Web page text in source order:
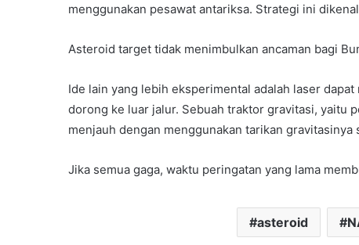
menggunakan pesawat antariksa. Strategi ini
Asteroid target tidak menimbulkan ancaman bagi
Ide lain yang lebih eksperimental adalah laser
dorong ke luar jalur. Sebuah traktor gravitasi, yaitu
menjauh dengan menggunakan tarikan gravitasinya
Jika semua gaga, waktu peringatan yang lama
asteroid